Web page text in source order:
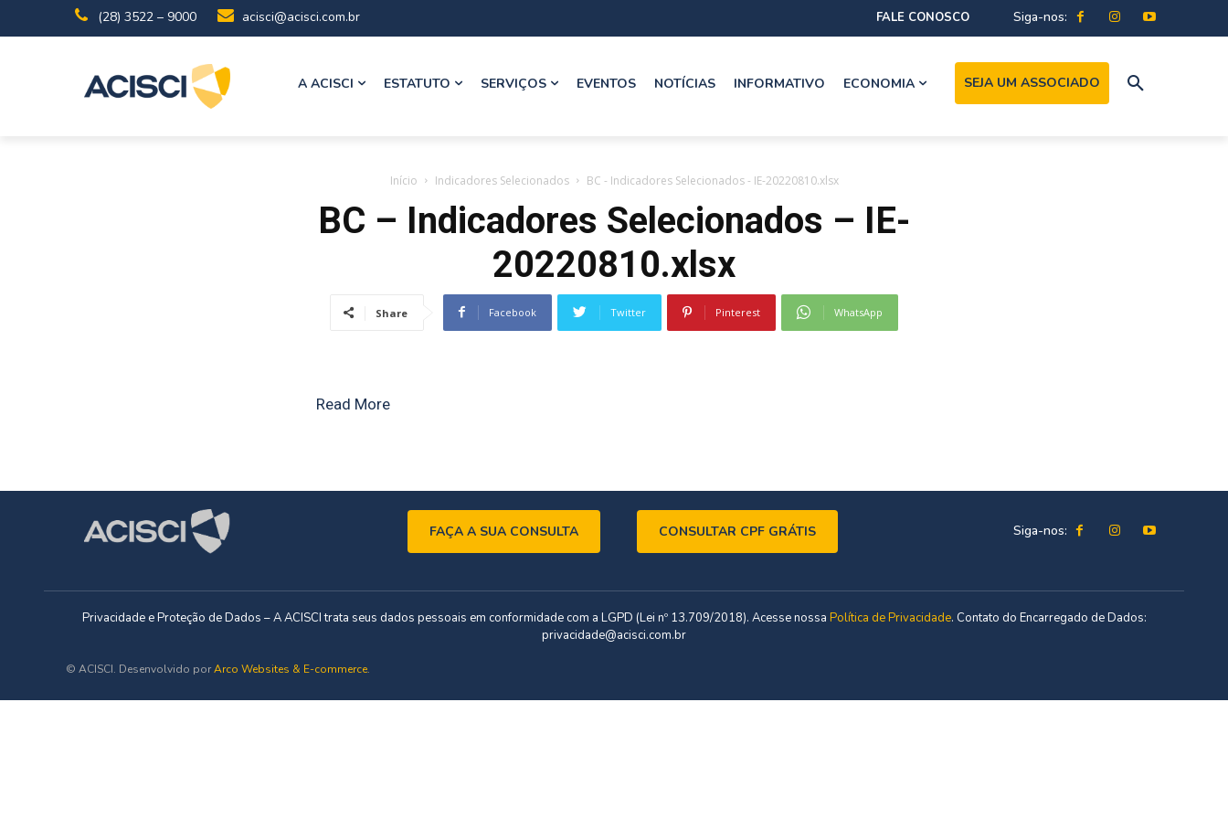
(28) 3522 – 9000 acisci@acisci.com.br FALE CONOSCO Siga-nos:
A ACISCI ESTATUTO SERVIÇOS EVENTOS NOTÍCIAS INFORMATIVO ECONOMIA SEJA UM ASSOCIADO
Início Indicadores Selecionados BC - Indicadores Selecionados - IE-20220810.xlsx
BC – Indicadores Selecionados – IE-
20220810.xlsx
Share Facebook Twitter Pinterest WhatsApp
Read More
FAÇA A SUA CONSULTA CONSULTAR CPF GRÁTIS Siga-nos:
Privacidade e Proteção de Dados – A ACISCI trata seus dados pessoais em conformidade com a LGPD (Lei nº 13.709/2018). Acesse nossa Política de Privacidade. Contato do Encarregado de Dados:
privacidade@acisci.com.br
© ACISCI. Desenvolvido porArco Websites & E-commerce.